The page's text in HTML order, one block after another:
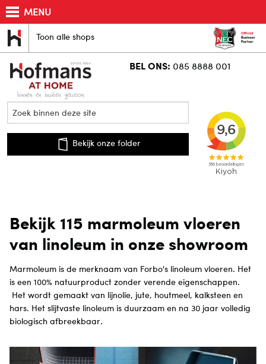
MENU
Toon alle shops
BEL ONS: 085 8888 001
Bekijk onze folder
Bekijk 115 marmoleum vloeren
van linoleum in onze showroom
Marmoleum is de merknaam van Forbo's linoleum vloeren. Het
is een 100% natuurproduct zonder verende eigenschappen.
Het wordt gemaakt van lijnolie, jute, houtmeel, kalksteen en
hars. Het slijtvaste linoleum is duurzaam en na 30 jaar volledig
biologisch afbreekbaar.